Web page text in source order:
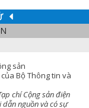
sản
Bộ Thông tin và
chí Cộng sản điện
dẫn nguồn và có sự